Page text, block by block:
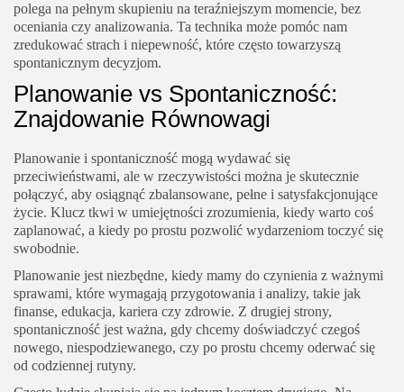
polega na pełnym skupieniu na teraźniejszym momencie, bez
oceniania czy analizowania. Ta technika może pomóc nam
zredukować strach i niepewność, które często towarzyszą
spontanicznym decyzjom.
Planowanie vs Spontaniczność:
Znajdowanie Równowagi
Planowanie i spontaniczność mogą wydawać się
przeciwieństwami, ale w rzeczywistości można je skutecznie
połączyć, aby osiągnąć zbalansowane, pełne i satysfakcjonujące
życie. Klucz tkwi w umiejętności zrozumienia, kiedy warto coś
zaplanować, a kiedy po prostu pozwolić wydarzeniom toczyć się
swobodnie.
Planowanie jest niezbędne, kiedy mamy do czynienia z ważnymi
sprawami, które wymagają przygotowania i analizy, takie jak
finanse, edukacja, kariera czy zdrowie. Z drugiej strony,
spontaniczność jest ważna, gdy chcemy doświadczyć czegoś
nowego, niespodziewanego, czy po prostu chcemy oderwać się
od codziennej rutyny.